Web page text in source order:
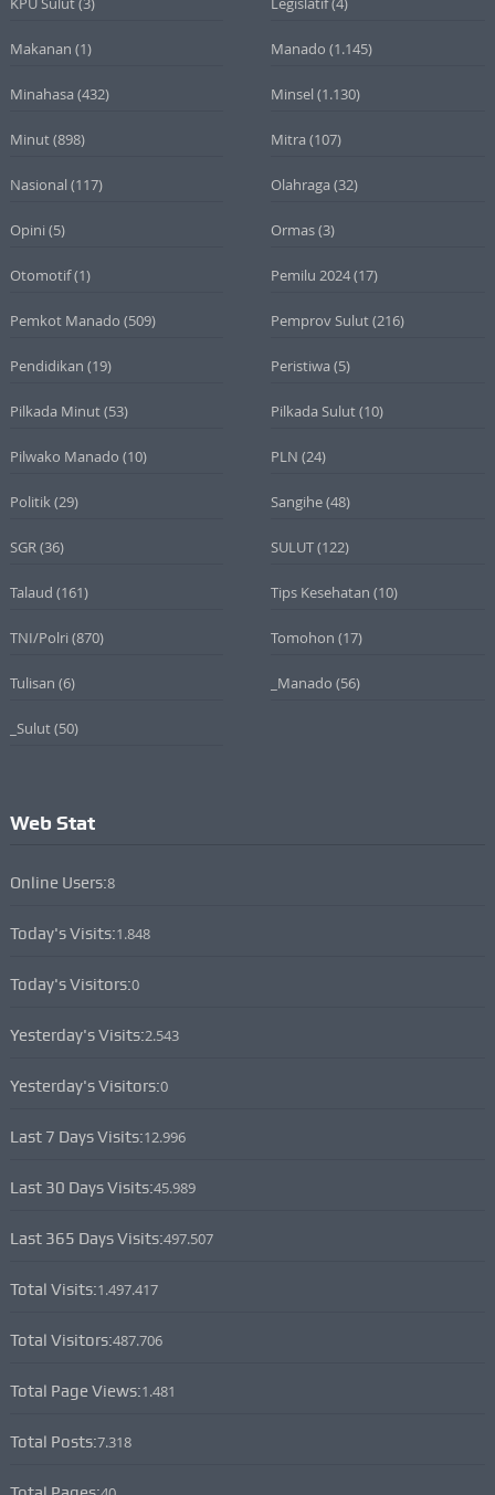
Makanan (1) Manado (1.145)
Minahasa (432) Minsel (1.130)
Minut(898) Mitra (107)
Nasional (117) Olahraga (32)
Opini (5) Ormas(3)
Otomotif(1) Pemilu 2024(17)
Pemkot Manado (509) Pemprov Sulut(216)
Pendidikan (19) Peristiwa (5)
Pilkada Minut(53) Pilkada Sulut(10)
Pilwako Manado (10) PLN (24)
Politik(29) Sangihe(48)
SGR(36) SULUT(122)
Talaud (161) Tips Kesehatan (10)
TNI/Polri (870) Tomohon (17)
Tulisan (6) _Manado (56)
_Sulut(50)
Web Stat
Online Users:8
Today's Visits:1.848
Today's Visitors:0
Yesterday's Visits:2.543
Yesterday's Visitors:0
Last 7 Days Visits:12.996
Last 30 Days Visits:45.989
Last 365 Days Visits:497.507
Total Visits:1.497.417
Total Visitors:487.706
Total Page Views:1.481
Total Posts:7.318